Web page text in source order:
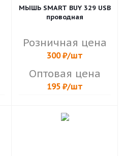
МЫШЬ SMART BUY 329 USB
проводная
Розничная цена
300₽/шт
Оптовая цена
195 ₽/шт